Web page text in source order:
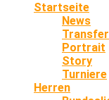
Startseite
News
Portrait
Story
Turniere
Herren